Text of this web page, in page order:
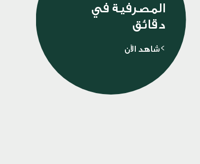
المصرفية في
دقائق
>شاهد الآن